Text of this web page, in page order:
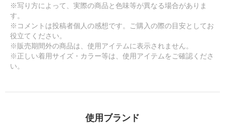
※写り方によって、実際の商品と色味等が異なる場合がありま
す。
※コメントは投稿者個人の感想です。ご購入の際の目安としてお
役立てください。
※販売期間外の商品は、使用アイテムに表示されません。
※正しい着用サイズ・カラー等は、使用アイテムをご確認くださ
い。
使用ブランド